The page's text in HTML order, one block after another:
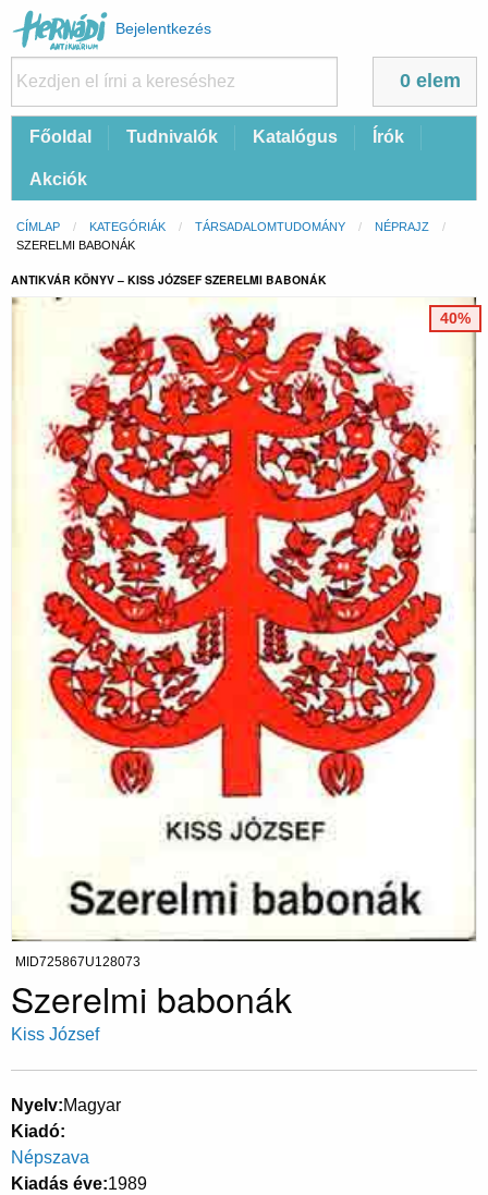
Felhasználói
fiók
menüje
Bejelentkezés
0 elem
FőFőoldal Tudnivalók Katalógus Írók
Akciók
Morzsa
CÍMLAP KATEGÓRIÁK TÁRSADALOMTUDOMÁNY
NÉPRAJZ
CURRENT:
SZERELMI BABONÁK
ANTIKVÁR KÖNYV – KISS JÓZSEF SZERELMI BABONÁK
40%
MID725867U128073
Szerelmi babonák
Kiss József
Nyelv Magyar
Kiadó
Népszava
Kiadás éve 1989